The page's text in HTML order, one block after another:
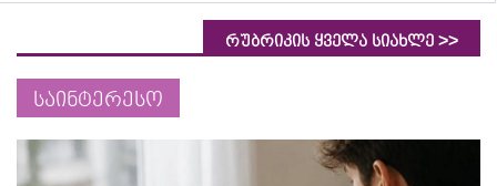
რუბრიკის ყველა სიახლე >>
საინტერესო